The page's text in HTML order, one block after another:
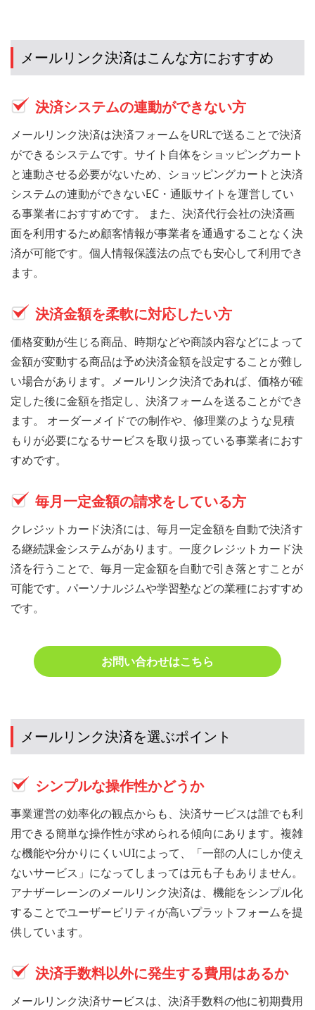
メールリンク決済はこんな方におすすめ
決済システムの連動ができない方
メールリンク決済は決済フォームをURLで送ることで決済
ができるシステムです。サイト自体をショッピングカート
と連動させる必要がないため、ショッピングカートと決済
システムの連動ができないEC・通販サイトを運営してい
る事業者におすすめです。 また、決済代行会社の決済画
面を利用するため顧客情報が事業者を通過することなく決
済が可能です。個人情報保護法の点でも安心して利用でき
ます。
決済金額を柔軟に対応したい方
価格変動が生じる商品、時期などや商談内容などによって
金額が変動する商品は予め決済金額を設定することが難し
い場合があります。メールリンク決済であれば、価格が確
定した後に金額を指定し、決済フォームを送ることができ
ます。 オーダーメイドでの制作や、修理業のような見積
もりが必要になるサービスを取り扱っている事業者におす
すめです。
毎月一定金額の請求をしている方
クレジットカード決済には、毎月一定金額を自動で決済す
る継続課金システムがあります。一度クレジットカード決
済を行うことで、毎月一定金額を自動で引き落とすことが
可能です。パーソナルジムや学習塾などの業種におすすめ
です。
お問い合わせはこちら
メールリンク決済を選ぶポイント
シンプルな操作性かどうか
事業運営の効率化の観点からも、決済サービスは誰でも利
用できる簡単な操作性が求められる傾向にあります。複雑
な機能や分かりにくいUIによって、「一部の人にしか使え
ないサービス」になってしまっては元も子もありません。
アナザーレーンのメールリンク決済は、機能をシンプル化
することでユーザービリティが高いプラットフォームを提
供しています。
決済手数料以外に発生する費用はあるか
メールリンク決済サービスは、決済手数料の他に初期費用